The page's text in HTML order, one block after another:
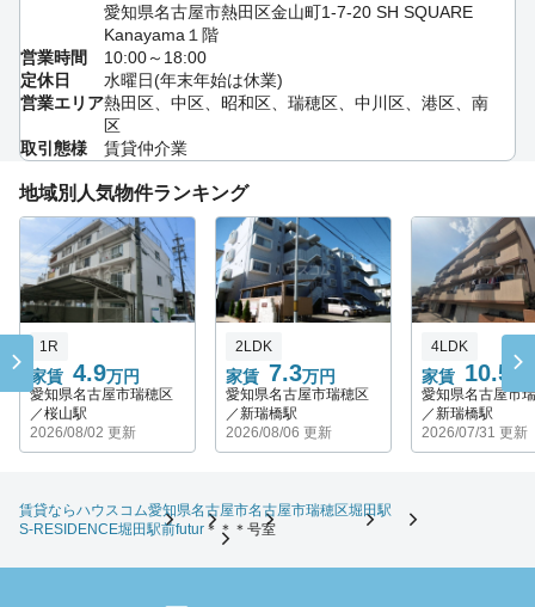
愛知県名古屋市熱田区金山町1-7-20 SH SQUARE
Kanayama１階
営業時間
10:00～18:00
定休日
水曜日(年末年始は休業)
営業エリア熱田区、中区、昭和区、瑞穂区、中川区、港区、南
区
取引態様
賃貸仲介業
地域別人気物件ランキング
家賃 4.9万円
1R
愛知県名古屋市瑞穂区
／桜山駅
2026/08/02 更新
家賃 7.3万円
2LDK
愛知県名古屋市瑞穂区
／新瑞橋駅
2026/08/06 更新
家賃 10.5
4LDK
愛知県名古屋市
／新瑞橋駅
2026/07/31 更新
賃貸ならハウスコム愛知県名古屋市名古屋市瑞穂区堀田駅
S-RESIDENCE堀田駅前futur ＊＊＊号室